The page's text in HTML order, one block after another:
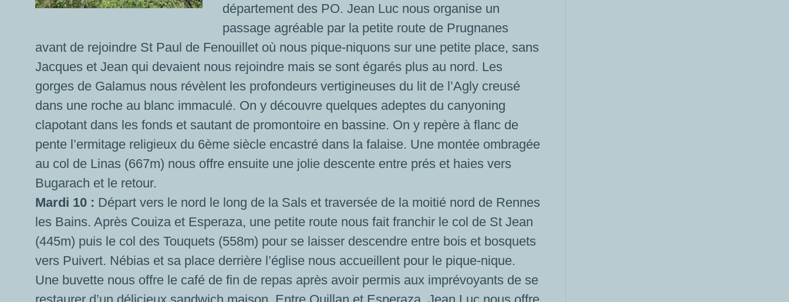
département des PO. Jean Luc nous organise un
passage agréable par la petite route de Prugnanes
avant de rejoindre St Paul de Fenouillet où nous pique-niquons sur une petite place, sans
Jacques et Jean qui devaient nous rejoindre mais se sont égarés plus au nord. Les
gorges de Galamus nous révèlent les profondeurs vertigineuses du lit de l’Agly creusé
dans une roche au blanc immaculé. On y découvre quelques adeptes du canyoning
clapotant dans les fonds et sautant de promontoire en bassine. On y repère à flanc de
pente l’ermitage religieux du 6ème siècle encastré dans la falaise. Une montée ombragée
au col de Linas (667m) nous offre ensuite une jolie descente entre prés et haies vers
Bugarach et le retour.
Mardi 10 : Départ vers le nord le long de la Sals et traversée de la moitié nord de Rennes
les Bains. Après Couiza et Esperaza, une petite route nous fait franchir le col de St Jean
(445m) puis le col des Touquets (558m) pour se laisser descendre entre bois et bosquets
vers Puivert. Nébias et sa place derrière l’église nous accueillent pour le pique-nique.
Une buvette nous offre le café de fin de repas après avoir permis aux imprévoyants de se